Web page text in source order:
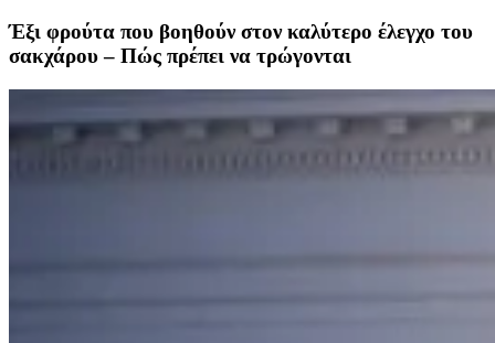
Έξι φρούτα που βοηθούν στον καλύτερο έλεγχο του
σακχάρου – Πώς πρέπει να τρώγονται